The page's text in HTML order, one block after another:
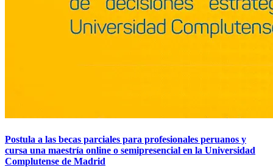
Postula a las becas parciales para profesionales peruanos y
cursa una maestría online o semipresencial en la Universidad
Complutense de Madrid